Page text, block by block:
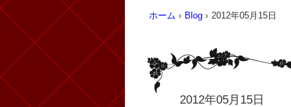
ホーム › Blog › 2012年05月15日
2012年05月15日